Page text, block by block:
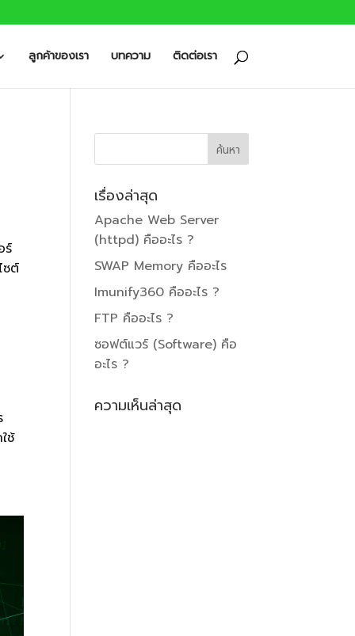
ลูกค้าของเรา บทความ ติดต่อเรา
ร์
ซต์
ช้
เรื่องล่าสุด
Apache Web Server
(httpd) คืออะไร ?
SWAP Memory คืออะไร
Imunify360 คืออะไร ?
FTP คืออะไร ?
ซอฟต์แวร์ (Software) คือ
อะไร ?
ความเห็นล่าสุด